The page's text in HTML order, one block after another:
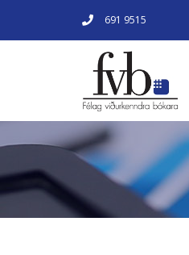
691 9515